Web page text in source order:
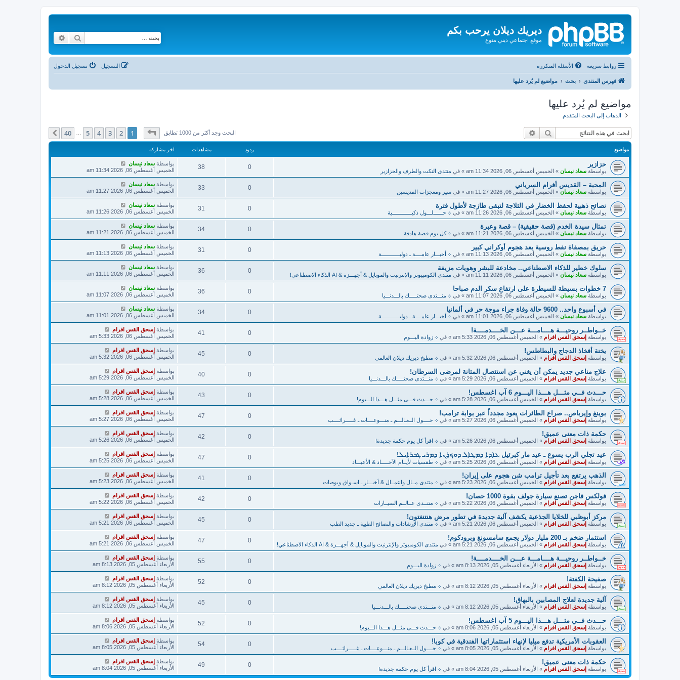
ديريك ديلان يرحب بكم
موقع اجتماعي ديني منوع بحث
روابط سريعة الأسئلة المتكررة تسجيل الدخول التسجيل
فهرس المنتدى بحث مواضيع لم يُرد عليها
مواضيع لم يُرد عليها
الذهاب إلى البحث المتقدم
بحث البحث وجد أكثر من 1000 تطابق صفحة1من40
1
2
3
4
5
40 التالي
مواضيع ردود مشاهدات آخر مشاركة
حزازير
بواسطة سعاد نيسان » الخميس أغسطس 06, 2026 11:34 am » في منتدى النكت والطرف والحزازير
0
38 بواسطة سعاد نيسان
الخميس أغسطس 06, 2026 11:34 am
المحبة – القديس أفرام السرياني
بواسطة سعاد نيسان » الخميس أغسطس 06, 2026 11:27 am » في سير ومعجزات القديسين
0
33 بواسطة سعاد نيسان
الخميس أغسطس 06, 2026 11:27 am
نصائح ذهبية لحفظ الخضار في الثلاجة لتبقى طازجة لأطول فترة
بواسطة سعاد نيسان » الخميس أغسطس 06, 2026 11:26 am » في ܀ حــــــلـــول ذكيـــــــــــــية
0
31 بواسطة سعاد نيسان
الخميس أغسطس 06, 2026 11:26 am
تمثال سيدة الخدم (قصة حقيقية) – قصة وعبرة
بواسطة سعاد نيسان » الخميس أغسطس 06, 2026 11:21 am » في ܀ كل يوم قصة هادفة
0
34 بواسطة سعاد نيسان
الخميس أغسطس 06, 2026 11:21 am
حريق بمصفاة نفط روسية بعد هجوم أوكراني كبير
بواسطة سعاد نيسان » الخميس أغسطس 06, 2026 11:13 am » في ܀ أخبـــار عامــــة ـ دوليــــــــــــة
0
31 بواسطة سعاد نيسان
الخميس أغسطس 06, 2026 11:13 am
سلوك خطير للذكاء الاصطناعي.. مخادعة للبشر وهويات مزيفة
بواسطة سعاد نيسان » الخميس أغسطس 06, 2026 11:11 am » في منتدى الكومبيوتر والإنترنيت والموبايل & أجهـــزة & AI الذكاء الاصطناعي!
0
36 بواسطة سعاد نيسان
الخميس أغسطس 06, 2026 11:11 am
7 خطوات بسيطة للسيطرة على ارتفاع سكر الدم صباحا
بواسطة سعاد نيسان » الخميس أغسطس 06, 2026 11:07 am » في ܀ منـــتدى صحتـــــك بالـــدنـــيا
0
36 بواسطة سعاد نيسان
الخميس أغسطس 06, 2026 11:07 am
في أسبوع واحد.. 9600 حالة وفاة جراء موجة حر في ألمانيا
بواسطة سعاد نيسان » الخميس أغسطس 06, 2026 11:01 am » في ܀ أخبـــار عامــــة ـ دوليــــــــــــة
0
34 بواسطة سعاد نيسان
الخميس أغسطس 06, 2026 11:01 am
خــواطــر روحيـــة هــــامـــة عـــن الخــــدمــــة!
بواسطة إسحق القس افرام » الخميس أغسطس 06, 2026 5:33 am » في ܀ زوادة اليـــوم
0
41 بواسطة إسحق القس افرام
الخميس أغسطس 06, 2026 5:33 am
يخنة أفخاذ الدجاج والبطاطس!
بواسطة إسحق القس افرام » الخميس أغسطس 06, 2026 5:32 am » في ܀ مطبخ ديريك ديلان العالمي
0
45 بواسطة إسحق القس افرام
الخميس أغسطس 06, 2026 5:32 am
علاج مناعي جديد يمكن أن يغني عن استئصال المثانة لمرضى السرطان!
بواسطة إسحق القس افرام » الخميس أغسطس 06, 2026 5:29 am » في ܀ منـــتدى صحتـــــك بالـــدنـــيا
0
40 بواسطة إسحق القس افرام
الخميس أغسطس 06, 2026 5:29 am
حـــدث فــي مثـــل هـــذا اليـــوم 6 آب اغسطس!
بواسطة إسحق القس افرام » الخميس أغسطس 06, 2026 5:28 am » في ܀ حـــدث فـــى مثـــل هـــذا الـــيوم!
0
43 بواسطة إسحق القس افرام
الخميس أغسطس 06, 2026 5:28 am
بوينغ وإيرباص.. صراع الطائرات يعود مجدداً عبر بوابة ترامب!
بواسطة إسحق القس افرام » الخميس أغسطس 06, 2026 5:27 am » في ܀ حــــول الــعـالـــم ـ منـــوعــــات ـ غـــــرائــــب
0
47 بواسطة إسحق القس افرام
الخميس أغسطس 06, 2026 5:27 am
حكمة ذات معنى عميق!
بواسطة إسحق القس افرام » الخميس أغسطس 06, 2026 5:26 am » في ܀ اقرأ كل يوم حكمة جديدة!
0
42 بواسطة إسحق القس افرام
الخميس أغسطس 06, 2026 5:26 am
عيد تجلي الرب يسوع ـ عيد مار كبرئيل ܥܐܕܐ ܕܡܛܐܠ ܕܘܟ̣ܪܢܐ ܕܡܪܝ ܓܒܪܐܝܠ!
بواسطة إسحق القس افرام » الخميس أغسطس 06, 2026 5:25 am » في ܀ طقسيات لأيــام الآحـــــاد & الأعيـــاد
0
47 بواسطة إسحق القس افرام
الخميس أغسطس 06, 2026 5:25 am
الذهب يرتفع بعد تأجيل ترامب شن هجوم على إيران!
بواسطة إسحق القس افرام » الخميس أغسطس 06, 2026 5:23 am » في ܀ منتدى مــال واعمــال & أخبـــار ـ اسـواق وبوصات
0
41 بواسطة إسحق القس افرام
الخميس أغسطس 06, 2026 5:23 am
فولكس فاجن تصنع سيارة جولف بقوة 1000 حصان!
بواسطة إسحق القس افرام » الخميس أغسطس 06, 2026 5:22 am » في ܀ منتــدى عــالــم السيــارات
0
42 بواسطة إسحق القس افرام
الخميس أغسطس 06, 2026 5:22 am
مركز أبوظبي للخلايا الجذعية يكشف آلية جديدة في تطور مرض هنتنغتون!
بواسطة إسحق القس افرام » الخميس أغسطس 06, 2026 5:21 am » في ܀ منتدى الإرشادات والنصائح الطبية ـ جديد الطب
0
45 بواسطة إسحق القس افرام
الخميس أغسطس 06, 2026 5:21 am
استثمار ضخم بـ 200 مليار دولار يجمع سامسونغ وبرودكوم!
بواسطة إسحق القس افرام » الخميس أغسطس 06, 2026 5:21 am » في منتدى الكومبيوتر والإنترنيت والموبايل & أجهـــزة & AI الذكاء الاصطناعي!
0
47 بواسطة إسحق القس افرام
الخميس أغسطس 06, 2026 5:21 am
خــواطــر روحيـــة هــــامـــة عـــن الخــــدمــــة!
بواسطة إسحق القس افرام » الأربعاء أغسطس 05, 2026 8:13 am » في ܀ زوادة اليـــوم
0
55 بواسطة إسحق القس افرام
الأربعاء أغسطس 05, 2026 8:13 am
صفيحة الكفتة!
بواسطة إسحق القس افرام » الأربعاء أغسطس 05, 2026 8:12 am » في ܀ مطبخ ديريك ديلان العالمي
0
52 بواسطة إسحق القس افرام
الأربعاء أغسطس 05, 2026 8:12 am
آلية جديدة لعلاج المصابين بالبهاق!
بواسطة إسحق القس افرام » الأربعاء أغسطس 05, 2026 8:12 am » في ܀ منـــتدى صحتـــــك بالـــدنـــيا
0
45 بواسطة إسحق القس افرام
الأربعاء أغسطس 05, 2026 8:12 am
حـــدث فــي مثـــل هـــذا اليـــوم 5 آب اغسطس!
بواسطة إسحق القس افرام » الأربعاء أغسطس 05, 2026 8:06 am » في ܀ حـــدث فـــى مثـــل هـــذا الـــيوم!
0
52 بواسطة إسحق القس افرام
الأربعاء أغسطس 05, 2026 8:06 am
العقوبات الأمريكية تدفع ميليا لإنهاء استثماراتها الفندقية في كوبا!
بواسطة إسحق القس افرام » الأربعاء أغسطس 05, 2026 8:05 am » في ܀ حــــول الــعـالـــم ـ منـــوعــــات ـ غـــــرائــــب
0
54 بواسطة إسحق القس افرام
الأربعاء أغسطس 05, 2026 8:05 am
حكمة ذات معنى عميق!
بواسطة إسحق القس افرام » الأربعاء أغسطس 05, 2026 8:04 am » في ܀ اقرأ كل يوم حكمة جديدة!
0
49 بواسطة إسحق القس افرام
الأربعاء أغسطس 05, 2026 8:04 am